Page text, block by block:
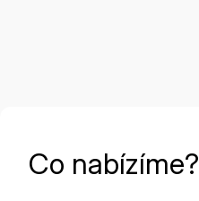
Co nabízíme?